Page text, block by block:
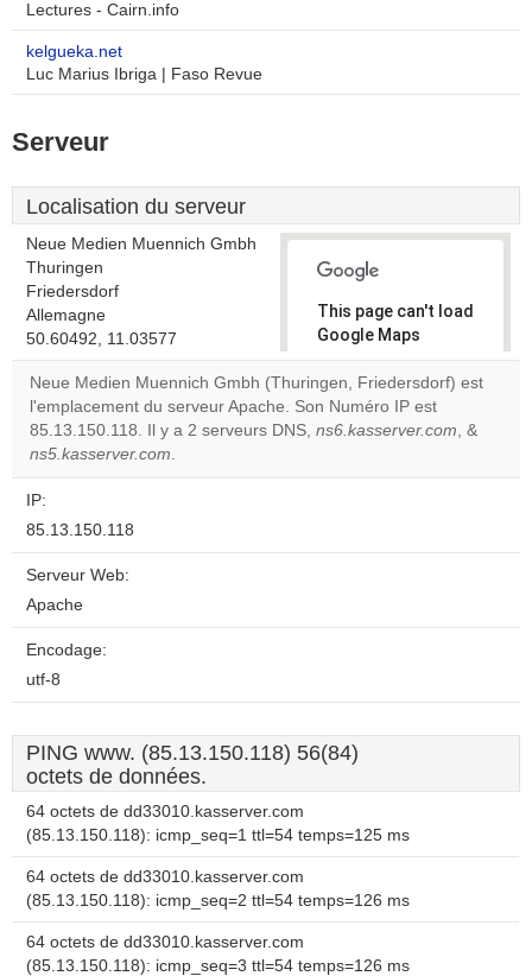
Lectures - Cairn.info
kelgueka.net
Luc Marius Ibriga | Faso Revue
Serveur
Localisation du serveur
Neue Medien Muennich Gmbh
Thuringen
Friedersdorf
Allemagne
50.60492, 11.03577
This page can't load
Google Maps
correctly.
Do you
own this
OK
Neue Medien Muennich Gmbh (Thuringen, Friedersdorf) est
l'emplacement du serveur Apache. Son Numéro IP est
85.13.150.118. Il y a 2 serveurs DNS, ns6.kasserver.com, &
ns5.kasserver.com.
IP:
85.13.150.118
Serveur Web:
Apache
Encodage:
utf-8
PING www. (85.13.150.118) 56(84)
octets de données.
64 octets de dd33010.kasserver.com
(85.13.150.118): icmp_seq=1 ttl=54 temps=125 ms
64 octets de dd33010.kasserver.com
(85.13.150.118): icmp_seq=2 ttl=54 temps=126 ms
64 octets de dd33010.kasserver.com
(85.13.150.118): icmp_seq=3 ttl=54 temps=126 ms